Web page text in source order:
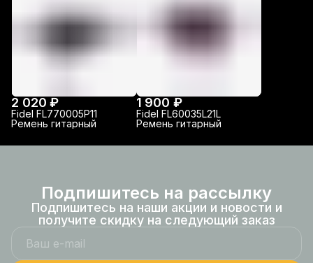
2 020 ₽
Fidel FL770005P11
Ремень гитарный
1 900 ₽
Fidel FL60035L21L
Ремень гитарный
Подпишитесь на рассылку
Подпишитесь на наши акции и новости и
получите скидку на следующий заказ